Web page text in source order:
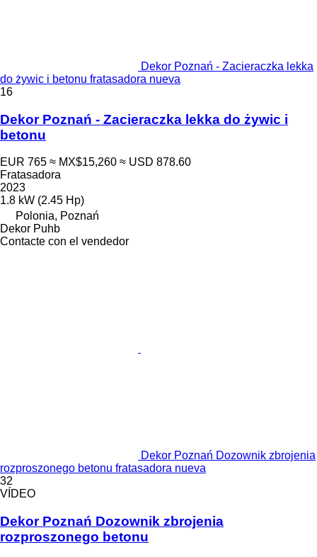
Dekor Poznań - Zacieraczka lekka
do żywic i betonu fratasadora nueva
16
Dekor Poznań - Zacieraczka lekka do żywic i
betonu
EUR 765 ≈ MX$15,260 ≈ USD 878.60
Fratasadora
2023
1.8 kW (2.45 Hp)
Polonia, Poznań
Dekor Puhb
Contacte con el vendedor
Dekor Poznań Dozownik zbrojenia
rozproszonego betonu fratasadora nueva
32
VÍDEO
Dekor Poznań Dozownik zbrojenia
rozproszonego betonu